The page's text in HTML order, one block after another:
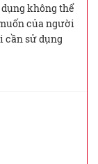
không thể
của người
cần sử dụng